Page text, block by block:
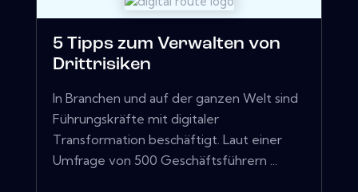
5 Tipps zum Verwalten von
Drittrisiken
In Branchen und auf der ganzen Welt sind
Führungskräfte mit digitaler
Transformation beschäftigt. Laut einer
Umfrage von 500 Geschäftsführern ...